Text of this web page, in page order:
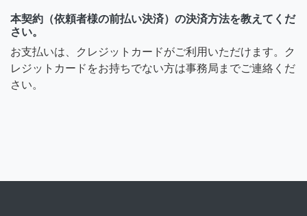
本契約（依頼者様の前払い決済）の決済方法を教えてくだ
さい。
お支払いは、クレジットカードがご利用いただけます。ク
レジットカードをお持ちでない方は事務局までご連絡くだ
さい。